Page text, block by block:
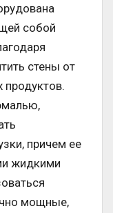
собой
стены от
продуктов.
причем ее
жидкими
мощные,